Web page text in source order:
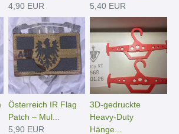
4,90 EUR
5,40 EUR
Österreich IR Flag
Patch – Mul...
5,90 EUR
3D-gedruckte
Heavy-Duty
Hänge­...